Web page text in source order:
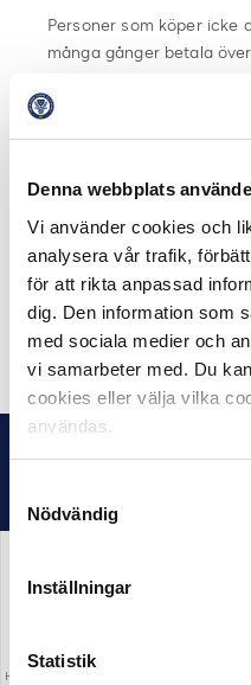
Denna webbplats
Vi använder cookies och
analysera vår trafik,
för att rikta anpassad
dig. Den information som
med sociala medier och
vi samarbeter med. Du
cookies eller välja vilka
användas.
Nödvändig
Inställningar
Statistik
Personer som köper icke
många gånger betala
För att undvika att betala
utan biljett så
klubbarna själva. Detta
klubbs hemsida.
Länk till varje klubbs
Superettan
HUVUDPARTNER OCH PRESENTING